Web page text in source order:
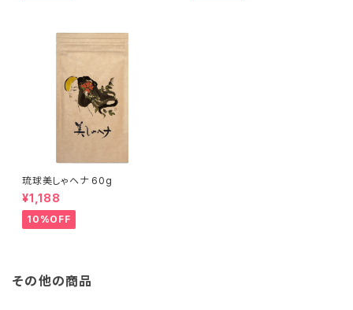
琉球美しゃヘナ 60g
¥1,188
10%OFF
その他の商品